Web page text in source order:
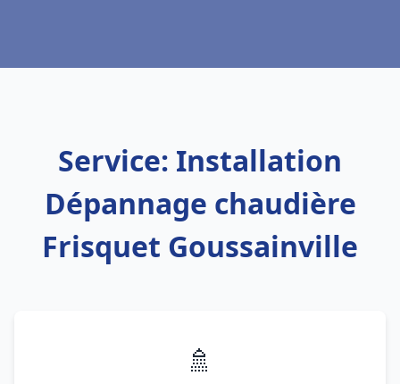
Service: Installation
Dépannage chaudière
Frisquet Goussainville
🚿